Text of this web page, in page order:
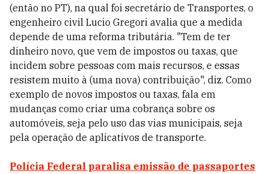
(então no PT), na qual foi secretário de Transportes, o
engenheiro civil Lucio Gregori avalia que a medida
depende de uma reforma tributária. "Tem de ter
dinheiro novo, que vem de impostos ou taxas, que
incidem sobre pessoas com mais recursos, e essas
resistem muito à (uma nova) contribuição", diz. Como
exemplo de novos impostos ou taxas, fala em
mudanças como criar uma cobrança sobre os
automóveis, seja pelo uso das vias municipais, seja
pela operação de aplicativos de transporte.
Polícia Federal paralisa emissão de passaportes